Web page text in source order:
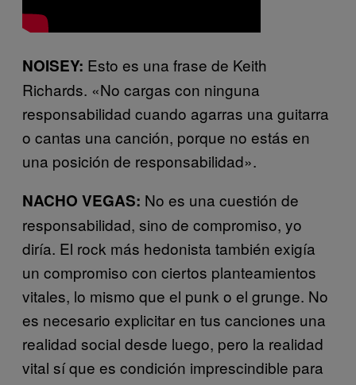
NOISEY: Esto es una frase de Keith
Richards. «No cargas con ninguna
responsabilidad cuando agarras una guitarra
o cantas una canción, porque no estás en
una posición de responsabilidad».
NACHO VEGAS: No es una cuestión de
responsabilidad, sino de compromiso, yo
diría. El rock más hedonista también exigía
un compromiso con ciertos planteamientos
vitales, lo mismo que el punk o el grunge. No
es necesario explicitar en tus canciones una
realidad social desde luego, pero la realidad
vital sí que es condición imprescindible para